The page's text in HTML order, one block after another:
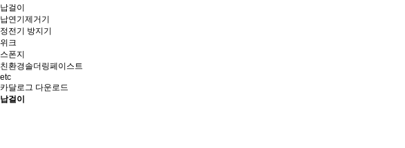
납걸이
납연기제거기
정전기 방지기
위크
스폰지
친환경솔더링페이스트
etc
카달로그 다운로드
납걸이